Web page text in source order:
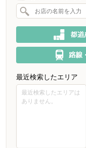
最近検索したエリア
最近検索したエリアは
ありません。